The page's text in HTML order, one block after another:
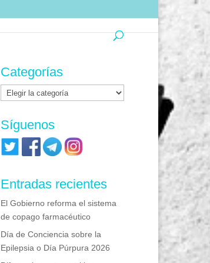
Categorías
Categorías
Síguenos
Entradas recientes
El Gobierno reforma el sistema
de copago farmacéutico
Día de Conciencia sobre la
Epilepsia o Día Púrpura 2026